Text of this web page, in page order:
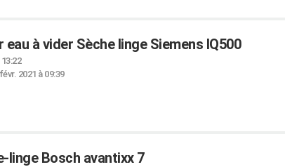
à vider Sèche linge Siemens IQ500
2021 à 09:39
linge Bosch avantixx 7